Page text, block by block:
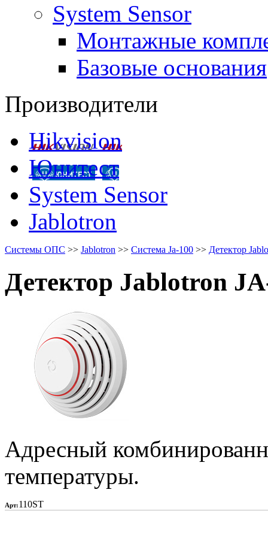
System Sensor
Монтажные
Базовые основания
Производители
Hikvision
Юнитест
System Sensor
Jablotron
Системы ОПС >> Jablotron >> Система Ja-100 >> Детектор
Детектор Jablotron
Адресный
температуры.
Арт:110ST